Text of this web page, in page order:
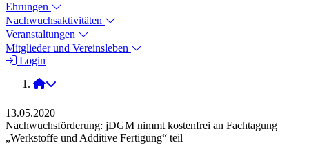
Ehrungen
Nachwuchsaktivitäten
Veranstaltungen
Mitglieder und Vereinsleben
Login
2020
13.05.2020
Nachwuchsförderung: jDGM nimmt kostenfrei an Fachtagung
„Werkstoffe und Additive Fertigung“ teil